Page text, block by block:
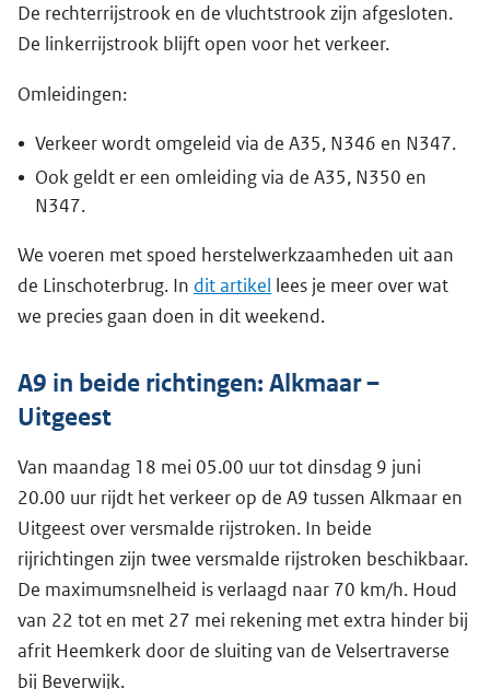
De rechterrijstrook en de vluchtstrook zijn afgesloten.
De linkerrijstrook blijft open voor het verkeer.
Omleidingen:
Verkeer wordt omgeleid via de A35, N346 en N347.
Ook geldt er een omleiding via de A35, N350 en
N347.
We voeren met spoed herstelwerkzaamheden uit aan
de Linschoterbrug. In dit artikel lees je meer over wat
we precies gaan doen in dit weekend.
A9 in beide richtingen: Alkmaar –
Uitgeest
Van maandag 18 mei 05.00 uur tot dinsdag 9 juni
20.00 uur rijdt het verkeer op de A9 tussen Alkmaar en
Uitgeest over versmalde rijstroken. In beide
rijrichtingen zijn twee versmalde rijstroken beschikbaar.
De maximumsnelheid is verlaagd naar 70 km/h. Houd
van 22 tot en met 27 mei rekening met extra hinder bij
afrit Heemkerk door de sluiting van de Velsertraverse
bij Beverwijk.